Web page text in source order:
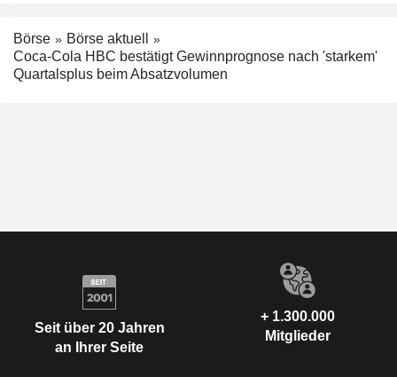
Börse
Börse aktuell
Coca-Cola HBC bestätigt Gewinnprognose nach 'starkem'
Quartalsplus beim Absatzvolumen
Seit über 20 Jahren
an Ihrer Seite
+ 1.300.000
Mitglieder